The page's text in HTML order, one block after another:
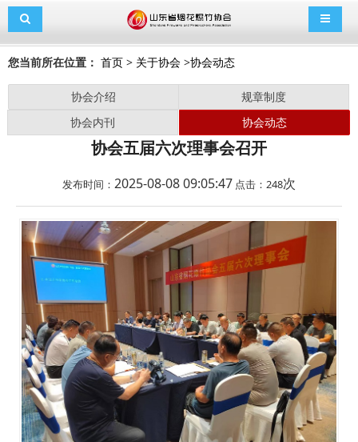
导航切换 导航切
您当前所在位置： 首页 > 关于协会 >协会动态
协会介绍
规章制度
协会内刊
协会动态
协会五届六次理事会召开
发布时间： 2025-08-08 09:05:47 点击： 248次